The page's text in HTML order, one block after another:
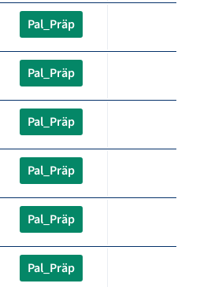
Pal_Präp
Pal_Präp
Pal_Präp
Pal_Präp
Pal_Präp
Pal_Präp